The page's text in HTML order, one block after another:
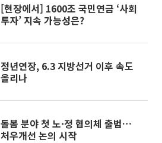
[현장에서] 1600조 국민연금 ‘사회
투자’ 지속 가능성은?
정년연장, 6.3 지방선거 이후 속도
올리나
돌봄 분야 첫 노·정 협의체 출범…
처우개선 논의 시작